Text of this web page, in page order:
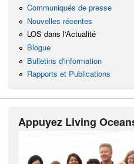
Communiqués de presse
Nouvelles récentes
LOS dans l'Actualité
Blogue
Bulletins d'information
Rapports et Publications
Appuyez Living